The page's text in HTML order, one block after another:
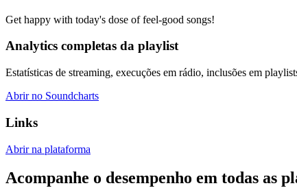
Get happy with today's dose of feel-good songs!
Analytics completas da playlist
Estatísticas de streaming, execuções em rádio, inclusões em
Abrir no Soundcharts
Links
Abrir na plataforma
Acompanhe o desempenho em todas as